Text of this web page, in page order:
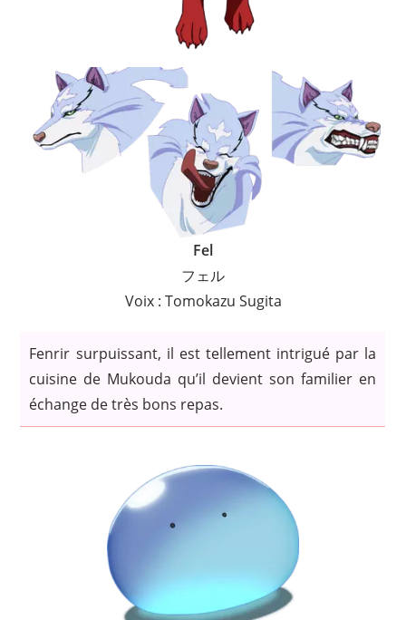
Fel
フェル
Voix : Tomokazu Sugita
Fenrir surpuissant, il est tellement intrigué par la
cuisine de Mukouda qu’il devient son familier en
échange de très bons repas.